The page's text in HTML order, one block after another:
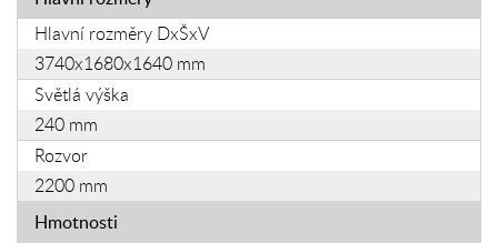
Hlavní rozměry DxŠxV
3740x1680x1640 mm
Světlá výška
240 mm
Rozvor
2200 mm
Hmotnosti